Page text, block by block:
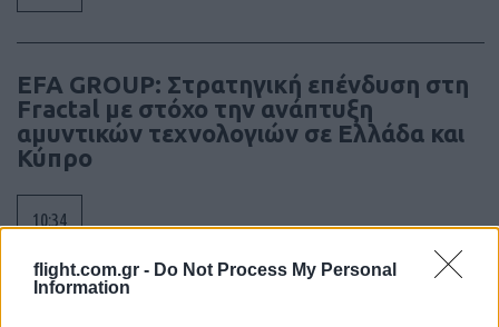
flight.com.gr - Do Not Process My Personal
Information
EFA GROUP: Στρατηγική επένδυση στη
Fractal με στόχο την ανάπτυξη
αμυντικών τεχνολογιών σε Ελλάδα και
Κύπρο
10:34